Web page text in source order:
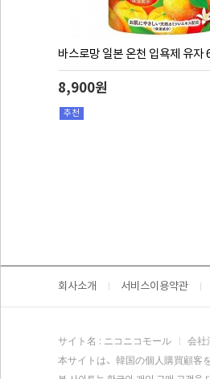
바스로망 일본 온천 입욕제 유자
8,900원
추천
회사소개 서비스이용약관
サイト名 : ニコニコモール 会社
本サイトは、韓国の個人購買顧客